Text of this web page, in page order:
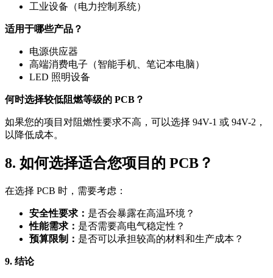
工业设备（电力控制系统）
适用于哪些产品？
电源供应器
高端消费电子（智能手机、笔记本电脑）
LED 照明设备
何时选择较低阻燃等级的 PCB？
如果您的项目对阻燃性要求不高，可以选择 94V-1 或 94V-2，
以降低成本。
8. 如何选择适合您项目的 PCB？
在选择 PCB 时，需要考虑：
安全性要求： 是否会暴露在高温环境？
性能需求： 是否需要高电气稳定性？
预算限制： 是否可以承担较高的材料和生产成本？
9. 结论